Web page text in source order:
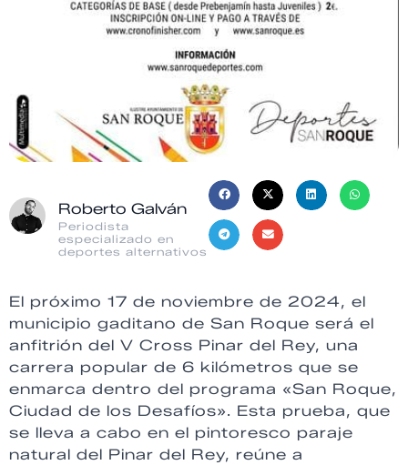
Roberto Galván
Periodista
especializado en
deportes alternativos
El próximo 17 de noviembre de 2024, el
municipio gaditano de San Roque será el
anfitrión del V Cross Pinar del Rey, una
carrera popular de 6 kilómetros que se
enmarca dentro del programa «San Roque,
Ciudad de los Desafíos». Esta prueba, que
se lleva a cabo en el pintoresco paraje
natural del Pinar del Rey, reúne a